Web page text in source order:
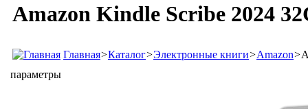
Amazon Kindle Scribe 2024
Главная>Каталог>Электронные книги>Amazon>
параметры